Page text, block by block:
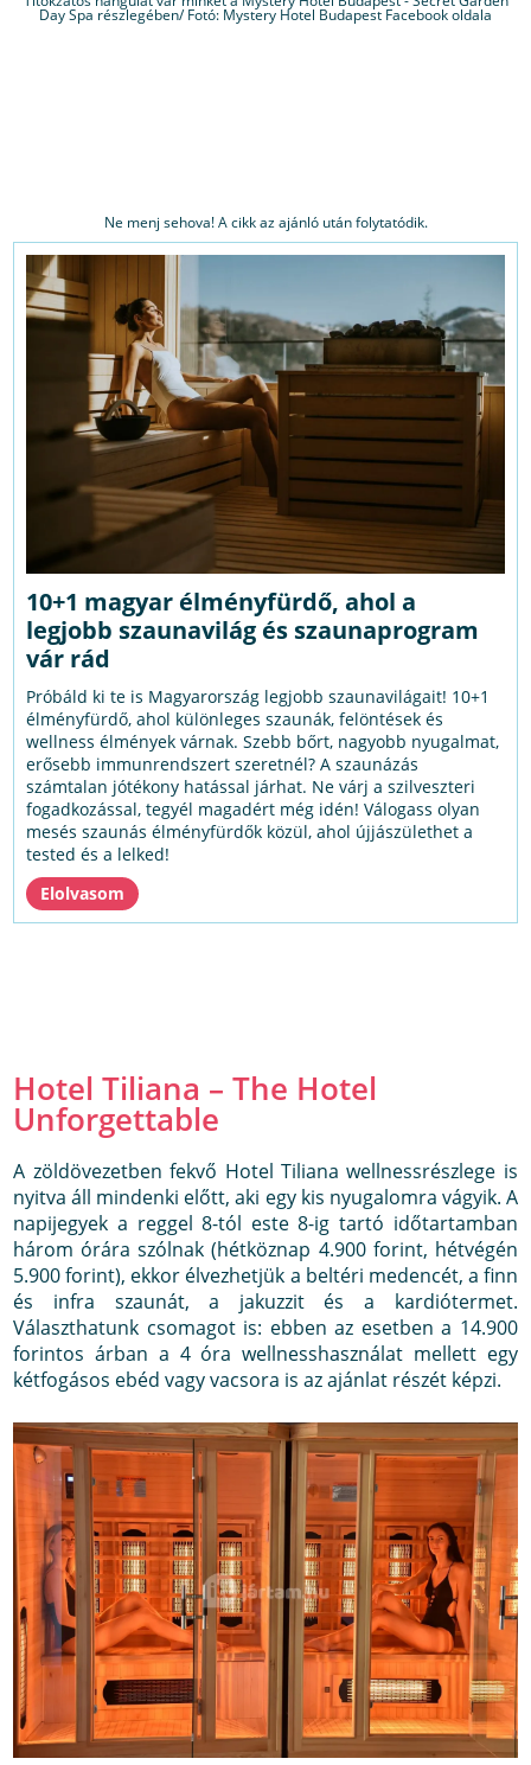
Day Spa részlegében/ Fotó: Mystery Hotel Budapest Facebook oldala
Ne menj sehova! A cikk az ajánló után folytatódik.
10+1 magyar élményfürdő, ahol a
legjobb szaunavilág és szaunaprogram
vár rád
Próbáld ki te is Magyarország legjobb szaunavilágait! 10+1
élményfürdő, ahol különleges szaunák, felöntések és
wellness élmények várnak. Szebb bőrt, nagyobb nyugalmat,
erősebb immunrendszert szeretnél? A szaunázás
számtalan jótékony hatással járhat. Ne várj a szilveszteri
fogadkozással, tegyél magadért még idén! Válogass olyan
mesés szaunás élményfürdők közül, ahol újjászülethet a
tested és a lelked!
Hotel Tiliana – The Hotel
Unforgettable
A zöldövezetben fekvő Hotel Tiliana wellnessrészlege is
nyitva áll mindenki előtt, aki egy kis nyugalomra vágyik. A
napijegyek a reggel 8-tól este 8-ig tartó időtartamban
három órára szólnak (hétköznap 4.900 forint, hétvégén
5.900 forint), ekkor élvezhetjük a beltéri medencét, a finn
és infra szaunát, a jakuzzit és a kardiótermet.
Választhatunk csomagot is: ebben az esetben a 14.900
forintos árban a 4 óra wellnesshasználat mellett egy
kétfogásos ebéd vagy vacsora is az ajánlat részét képzi.